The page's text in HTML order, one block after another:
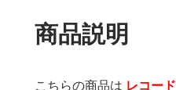
商品説明
こちらの商品は レコード